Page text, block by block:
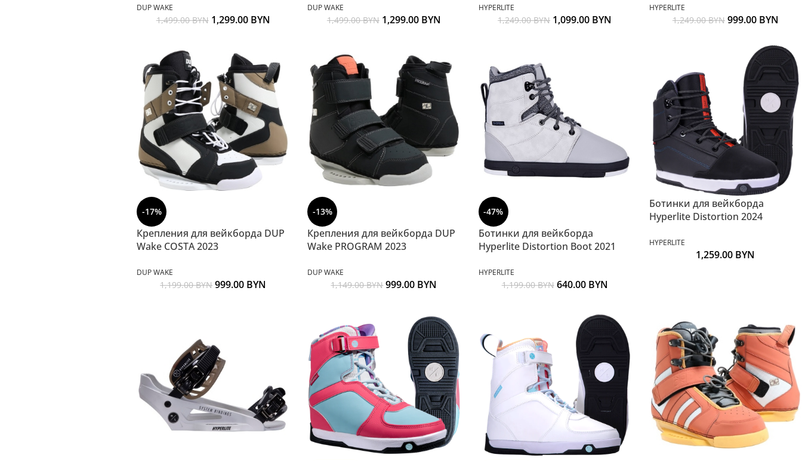
DUP WAKE
1,499.00BYN 1,299.00 BYN
DUP WAKE
1,499.00BYN 1,299.00 BYN
HYPERLITE
1,249.00BYN 1,099.00 BYN
HYPERLITE
1,249.00BYN 999.00 BYN
-17%
Крепления для вейкборда DUP
Wake COSTA 2023
DUP WAKE
1,199.00BYN 999.00 BYN
-13%
Крепления для вейкборда DUP
Wake PROGRAM 2023
DUP WAKE
1,149.00BYN 999.00 BYN
-47%
Ботинки для вейкборда
Hyperlite Distortion Boot 2021
HYPERLITE
1,199.00BYN 640.00 BYN
Ботинки для вейкборда
Hyperlite Distortion 2024
HYPERLITE
1,259.00 BYN